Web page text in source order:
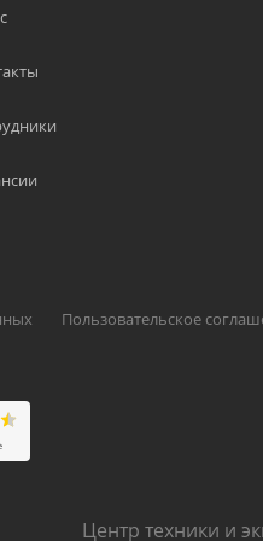
Пользовательское
Центр техники и